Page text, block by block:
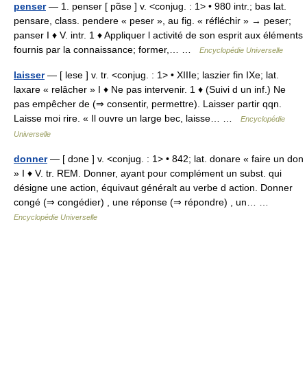
penser— 1. penser [ pɑ̃se ] v. <conjug. : 1> • 980 intr.; bas lat.
pensare, class. pendere « peser », au fig. « réfléchir » → peser;
panser I ♦ V. intr. 1 ♦ Appliquer l activité de son esprit aux éléments
fournis par la connaissance; former,… …
Encyclopédie Universelle
laisser— [ lese ] v. tr. <conjug. : 1> • XIIIe; laszier fin IXe; lat.
laxare « relâcher » I ♦ Ne pas intervenir. 1 ♦ (Suivi d un inf.) Ne
pas empêcher de (⇒ consentir, permettre). Laisser partir qqn.
Laisse moi rire. « Il ouvre un large bec, laisse… …
Encyclopédie
Universelle
donner— [ dɔne ] v. <conjug. : 1> • 842; lat. donare « faire un don
» I ♦ V. tr. REM. Donner, ayant pour complément un subst. qui
désigne une action, équivaut généralt au verbe d action. Donner
congé (⇒ congédier) , une réponse (⇒ répondre) , un… …
Encyclopédie Universelle